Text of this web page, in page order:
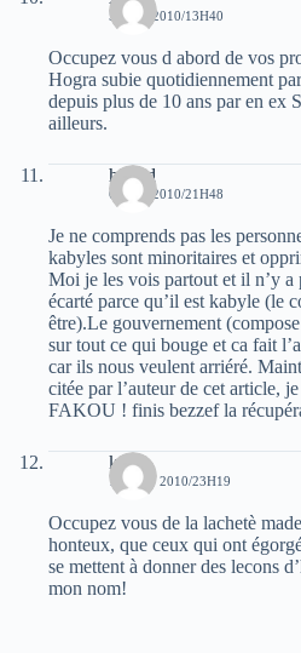
5 JUIN 2010/13H40
Occupez vous d abord de vos
Hogra subie quotidiennement
depuis plus de 10 ans par en ex
ailleurs.
hamid
6 JUIN 2010/21H48
Je ne comprends pas les
kabyles sont minoritaires et
Moi je les vois partout et il n’y a
écarté parce qu’il est kabyle (le
être).Le gouvernement
sur tout ce qui bouge et ca fait
car ils nous veulent arriéré.
citée par l’auteur de cet article,
FAKOU ! finis bezzef la
kaci
14 JUIN 2010/23H19
Occupez vous de la lachetè
honteux, que ceux qui ont
se mettent à donner des lecons
mon nom!